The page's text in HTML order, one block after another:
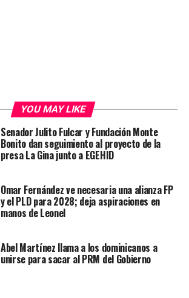
YOU MAY LIKE
Senador Julito Fulcar y Fundación Monte
Bonito dan seguimiento al proyecto de la
presa La Gina junto a EGEHID
Omar Fernández ve necesaria una alianza FP
y el PLD para 2028; deja aspiraciones en
manos de Leonel
Abel Martínez llama a los dominicanos a
unirse para sacar al PRM del Gobierno